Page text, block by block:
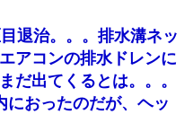
退治。。。排水溝ネッ
アコンの排水ドレンに
だ出てくるとは。。。
におったのだが、ヘッ